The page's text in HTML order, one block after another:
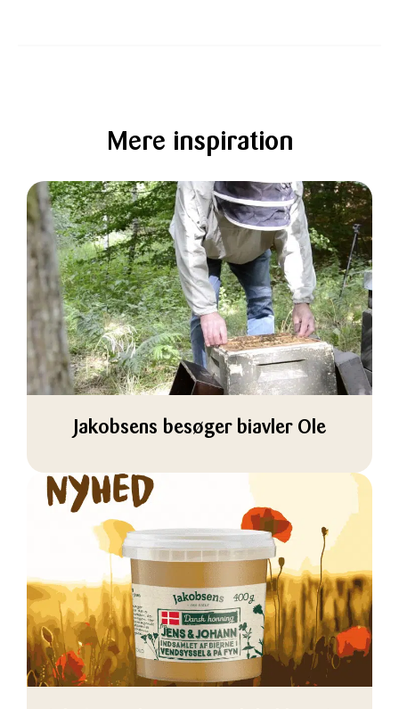
Mere inspiration
Jakobsens besøger biavler Ole